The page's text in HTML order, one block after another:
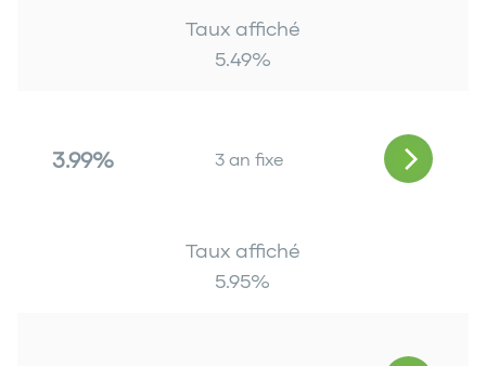
Taux affiché
5.49%
3.99% 3 an fixe
Taux affiché
5.95%